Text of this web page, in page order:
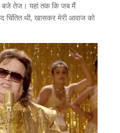
बजे तेज। यहां तक ​​कि जब मैं
चिंतित थी, खासकर मेरी आवाज को